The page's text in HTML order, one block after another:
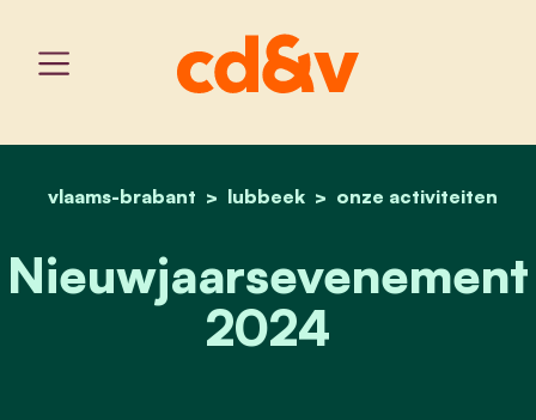
home
vlaams-brabant lubbeek onze activiteiten
nieuwjaarsevenement
Nieuwjaarsevenement
2024